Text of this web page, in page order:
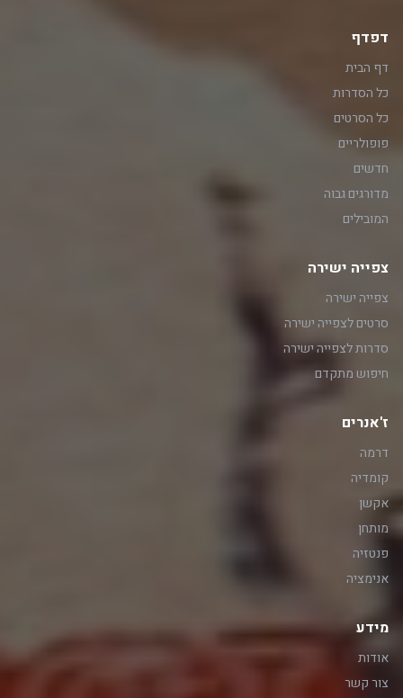
דפדף
דף הבית
כל הסדרות
כל הסרטים
פופולריים
חדשים
מדורגים גבוה
המובילים
צפייה ישירה
צפייה ישירה
סרטים לצפייה ישירה
סדרות לצפייה ישירה
חיפוש מתקדם
ז'אנרים
דרמה
קומדיה
אקשן
מותחן
פנטזיה
אנימציה
מידע
אודות
צור קשר